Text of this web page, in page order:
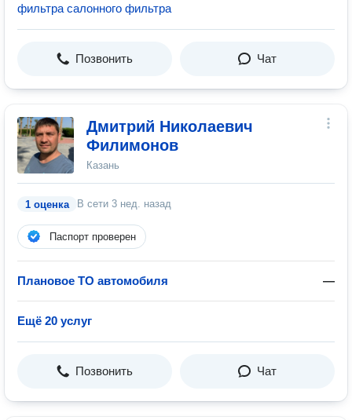
фильтра салонного фильтра
Позвонить Чат
Дмитрий Николаевич
Филимонов
Казань
1 оценка В сети 3 нед. назад
Паспорт проверен
Плановое ТО автомобиля —
Ещё 20 услуг
Позвонить Чат